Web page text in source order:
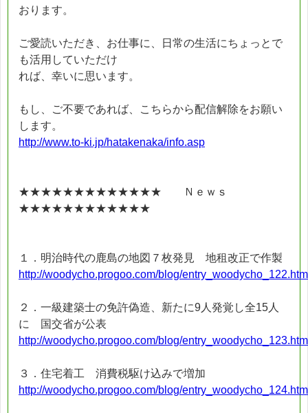
おります。
ご愛読いただき、お仕事に、日常の生活にちょっとで
も活用していただけ
れば、幸いに思います。
もし、ご不要であれば、こちらから配信解除をお願い
します。
http://www.to-ki.jp/hatakenaka/info.asp
★★★★★★★★★★★★★ Ｎｅｗｓ
★★★★★★★★★★★★
１．明治時代の鹿島の地図７枚発見 地租改正で作製
http://woodycho.progoo.com/blog/
２．一級建築士の免許偽造、新たに9人発覚し全15人
に 国交省が公表
http://woodycho.progoo.com/blog/
３．住宅着工 消費税駆け込みで増加
http://woodycho.progoo.com/blog/